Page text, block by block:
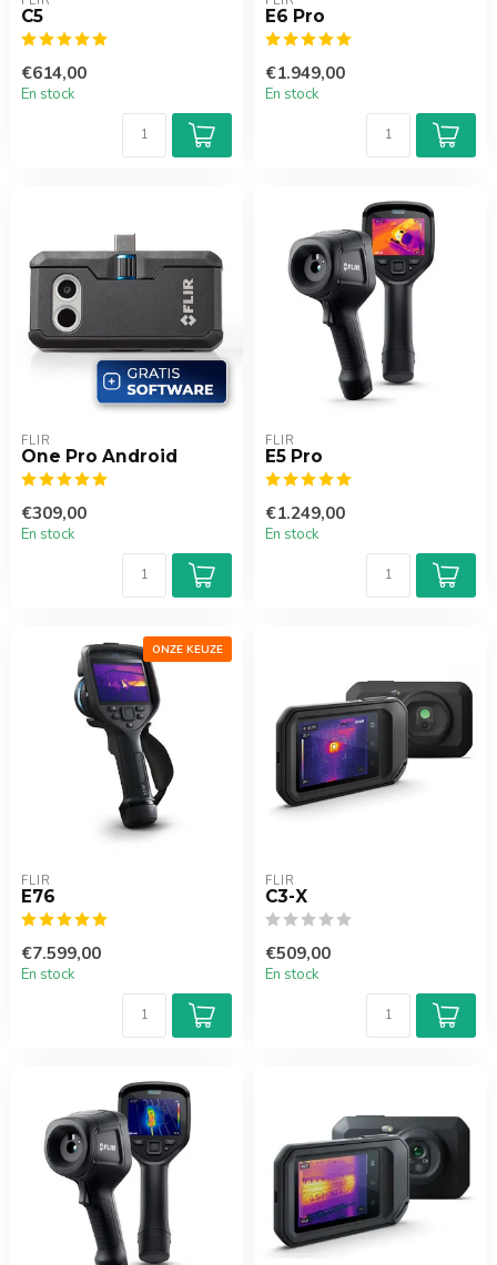
C5
€614,00
En stock
E6 Pro
€1.949,00
En stock
FLIR
One Pro Android
€309,00
En stock
FLIR
E5 Pro
€1.249,00
En stock
ONZE KEUZE
FLIR
E76
€7.599,00
En stock
FLIR
C3-X
€509,00
En stock